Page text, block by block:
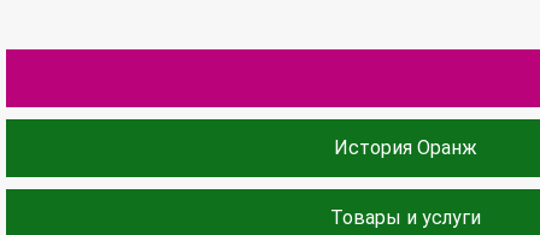
История Оранж
Товары и услуги